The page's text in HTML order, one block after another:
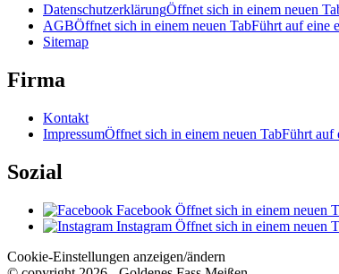
DatenschutzerklärungÖffnet sich in einem neuen
AGBÖffnet sich in einem neuen TabFührt auf eine
Sitemap
Firma
Kontakt
ImpressumÖffnet sich in einem neuen TabFührt auf
Sozial
Facebook Öffnet sich in einem neuen
Instagram Öffnet sich in einem neuen
Cookie-Einstellungen anzeigen/ändern